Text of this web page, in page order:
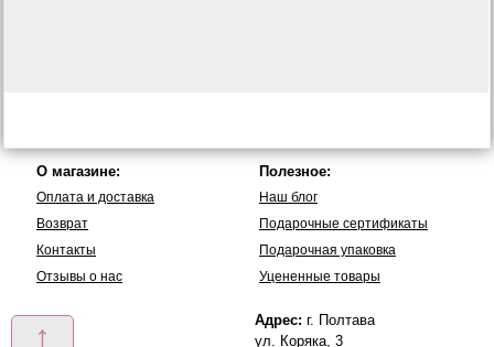
↑
О магазине:
Оплата и доставка
Возврат
Контакты
Отзывы о нас
Полезное:
Наш блог
Подарочные сертификаты
Подарочная упаковка
Уцененные товары
Адрес: г. Полтава
ул. Коряка, 3